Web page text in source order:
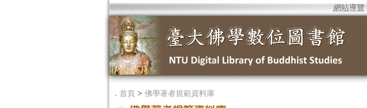
網站導覽
． 首頁> 佛學著者規範資料庫